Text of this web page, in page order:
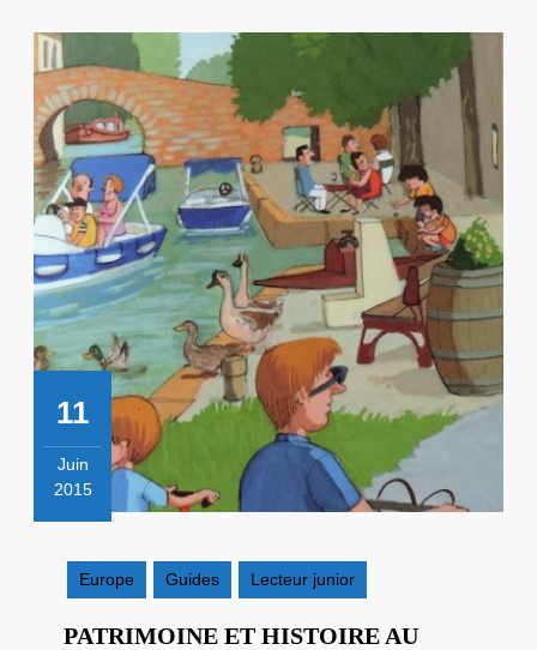
11
Juin
2015
2015
Europe
Guides Lecteur junior
PATRIMOINE ET HISTOIRE AU